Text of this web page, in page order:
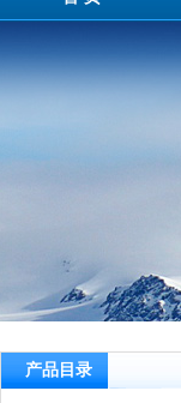
产品目录